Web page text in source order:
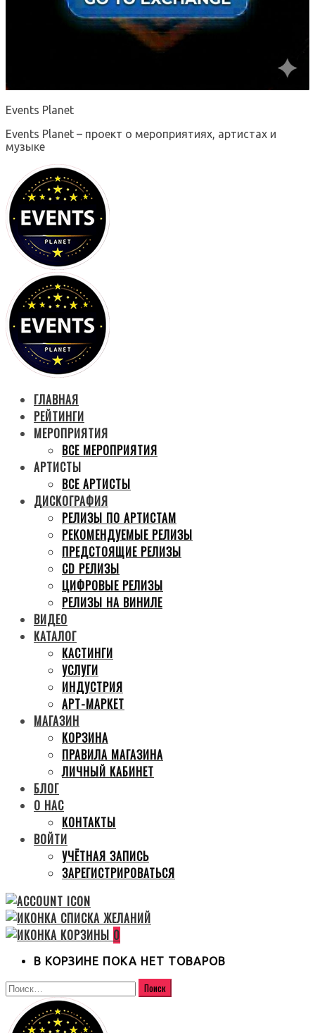
Events Planet
Events Planet – проект о мероприятиях, артистах и
музыке
ГЛАВНАЯ
РЕЙТИНГИ
МЕРОПРИЯТИЯ
ВСЕ МЕРОПРИЯТИЯ
АРТИСТЫ
ВСЕ АРТИСТЫ
ДИСКОГРАФИЯ
РЕЛИЗЫ ПО АРТИСТАМ
РЕКОМЕНДУЕМЫЕ РЕЛИЗЫ
ПРЕДСТОЯЩИЕ РЕЛИЗЫ
CD РЕЛИЗЫ
ЦИФРОВЫЕ РЕЛИЗЫ
РЕЛИЗЫ НА ВИНИЛЕ
ВИДЕО
КАТАЛОГ
КАСТИНГИ
УСЛУГИ
ИНДУСТРИЯ
АРТ-МАРКЕТ
МАГАЗИН
КОРЗИНА
ПРАВИЛА МАГАЗИНА
ЛИЧНЫЙ КАБИНЕТ
БЛОГ
О НАС
КОНТАКТЫ
ВОЙТИ
УЧЁТНАЯ ЗАПИСЬ
ЗАРЕГИСТРИРОВАТЬСЯ
0
В КОРЗИНЕ ПОКА НЕТ ТОВАРОВ